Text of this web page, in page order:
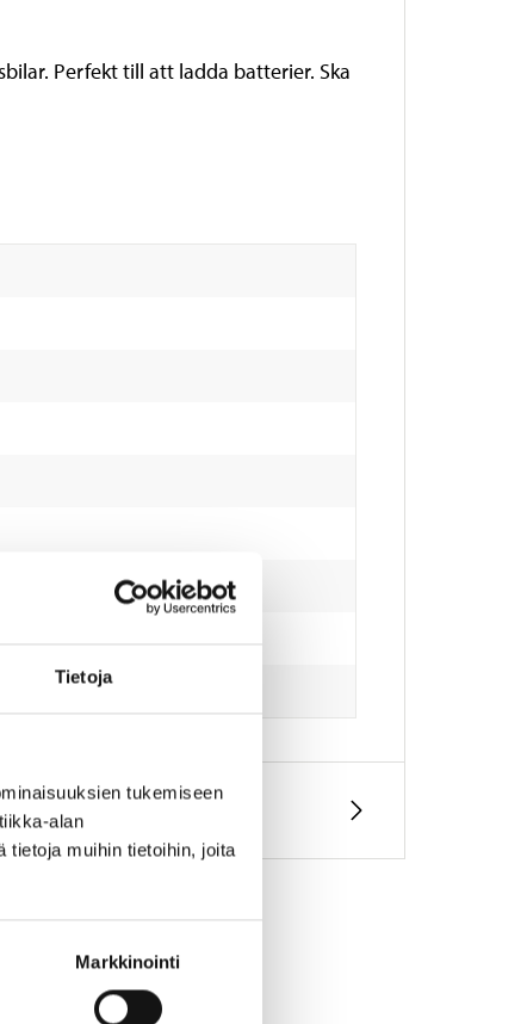
Tietoja
tukemiseen
alan
tietoja muihin tietoihin, joita
Markkinointi
Perfekt till att ladda batterier. Ska